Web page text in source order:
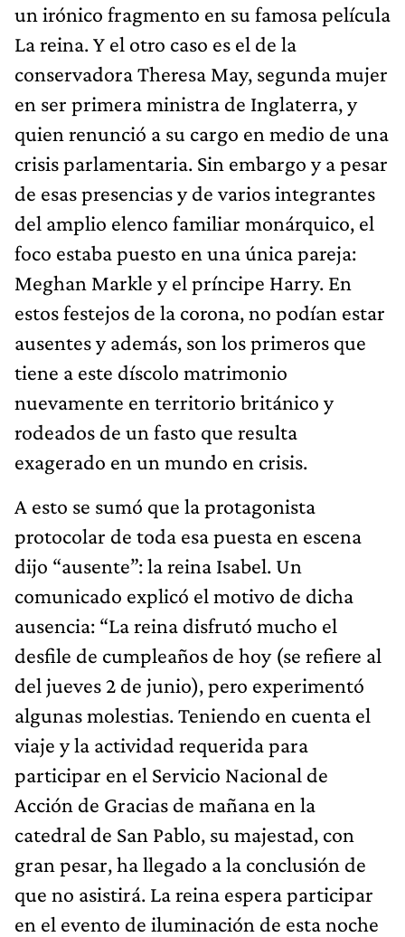
un irónico fragmento en su famosa película
La reina. Y el otro caso es el de la
conservadora Theresa May, segunda mujer
en ser primera ministra de Inglaterra, y
quien renunció a su cargo en medio de una
crisis parlamentaria. Sin embargo y a pesar
de esas presencias y de varios integrantes
del amplio elenco familiar monárquico, el
foco estaba puesto en una única pareja:
Meghan Markle y el príncipe Harry. En
estos festejos de la corona, no podían estar
ausentes y además, son los primeros que
tiene a este díscolo matrimonio
nuevamente en territorio británico y
rodeados de un fasto que resulta
exagerado en un mundo en crisis.
A esto se sumó que la protagonista
protocolar de toda esa puesta en escena
dijo “ausente”: la reina Isabel. Un
comunicado explicó el motivo de dicha
ausencia: “La reina disfrutó mucho el
desfile de cumpleaños de hoy (se refiere al
del jueves 2 de junio), pero experimentó
algunas molestias. Teniendo en cuenta el
viaje y la actividad requerida para
participar en el Servicio Nacional de
Acción de Gracias de mañana en la
catedral de San Pablo, su majestad, con
gran pesar, ha llegado a la conclusión de
que no asistirá. La reina espera participar
en el evento de iluminación de esta noche